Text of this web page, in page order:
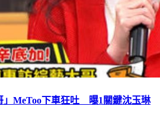
」MeToo下車狂吐 曝1關鍵沈玉琳